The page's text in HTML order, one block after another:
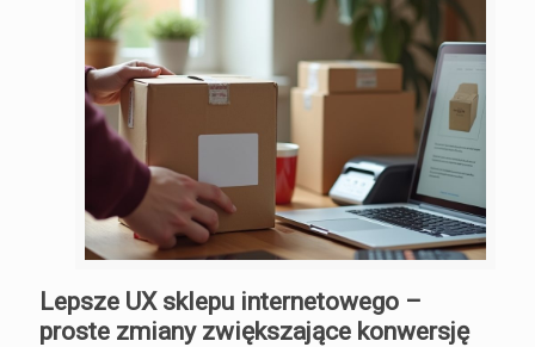
Lepsze UX sklepu internetowego –
proste zmiany zwiększające konwersję